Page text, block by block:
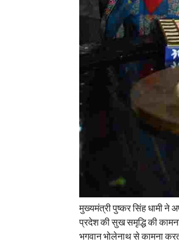
मुख्यमंत्री पुष्कर सिंह धामी ने
प्रदेश की सुख समृद्धि की
भगवान भोलेनाथ से कामना